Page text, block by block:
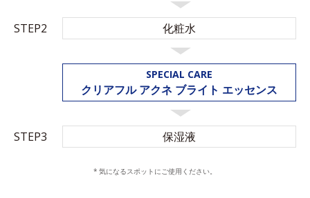
STEP2 化粧水
SPECIAL CARE
クリアフル アクネ ブライト エッセンス
STEP3 保湿液
気になるスポットにご使用ください。